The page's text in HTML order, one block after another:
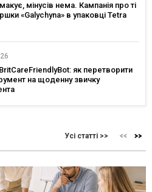
мінусів нема. Кампанія про ті
«Galychyna» в упаковці Tetra
як перетворити
на щоденну звичку
Усі статті >>